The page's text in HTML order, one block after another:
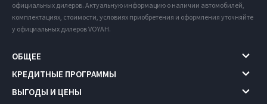
официальных дилеров. Актуальную информацию о наличии автомобилей,
комплектациях, стоимости, условиях приобретения и оформления уточняйте
у официальных дилеров VOYAH.
ОБЩЕЕ
КРЕДИТНЫЕ ПРОГРАММЫ
ВЫГОДЫ И ЦЕНЫ